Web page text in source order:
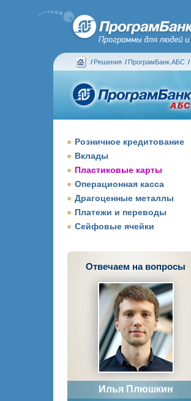
/ Решения / ПрограмБанк.АБС /
Розничное кредитование
Вклады
Пластиковые карты
Операционная касса
Драгоценные металлы
Платежи и переводы
Сейфовые ячейки
Отвечаем на вопросы
Илья Плюшкин